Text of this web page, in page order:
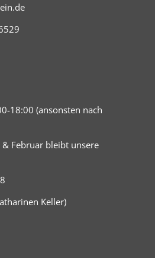
18:00 (ansonsten nach
Februar bleibt unsere
Keller)